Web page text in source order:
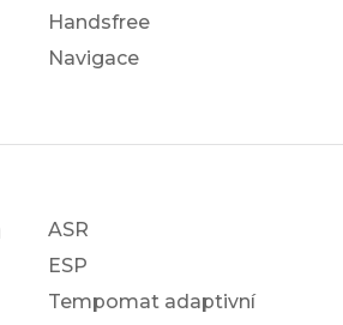
Handsfree
Navigace
ASR
ESP
Tempomat adaptivní